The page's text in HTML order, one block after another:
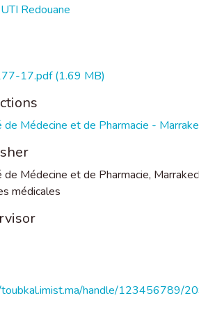
Redouane
17.pdf(1.69 MB)
de Médecine et de Pharmacie -
de Médecine et de Pharmacie,
médicales
handle/123456789/